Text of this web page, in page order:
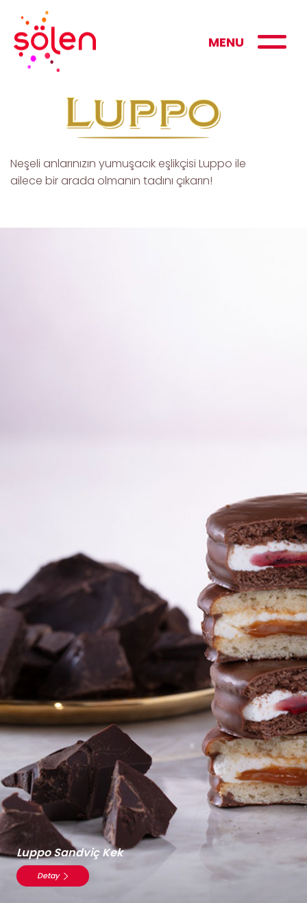
MENU
Neşeli anlarınızın yumuşacık eşlikçisi Luppo ile
ailece bir arada olmanın tadını çıkarın!
Luppo Sandviç Kek
Detay